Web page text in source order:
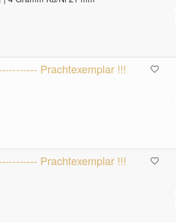
Prachtexemplar !!!
Prachtexemplar !!!